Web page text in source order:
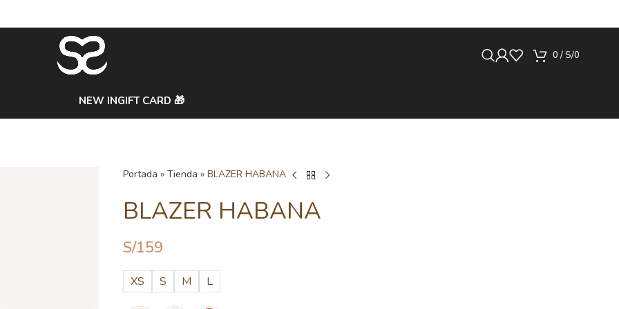
0 / S/0
NEW INGIFT CARD 🎁
Portada » Tienda » BLAZER HABANA
BLAZER HABANA
S/159
XS S M L